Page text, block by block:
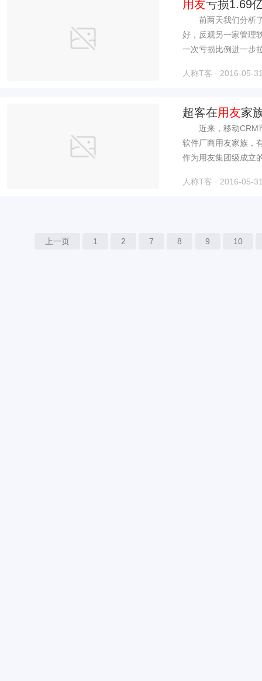
用友亏损1.69
前两天我们分析了
好，反观另一家管理
一次亏损比例进一步
人称T客 · 2016-05-
超客在用友家
近来，移动CRM市
软件厂商用友家族，
作为用友集团级成立
人称T客 · 2016-05-
上一页 1 2 7 8 9 10